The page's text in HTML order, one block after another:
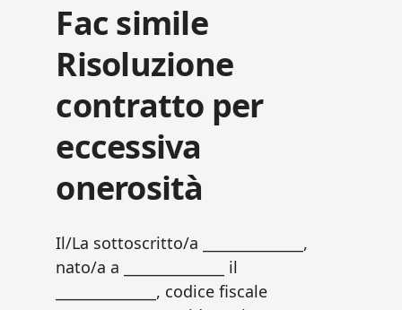
Fac simile
Risoluzione
contratto per
eccessiva
onerosità​
Il/La sottoscritto/a ______________,
nato/a a ______________ il
______________, codice fiscale